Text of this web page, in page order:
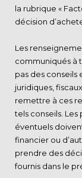
la rubrique «
décision
Les
communiqués à
pas des conseils
juridiques,
remettre à ces
tels conseils.
éventuels
financier ou
prendre des
fournis dans le